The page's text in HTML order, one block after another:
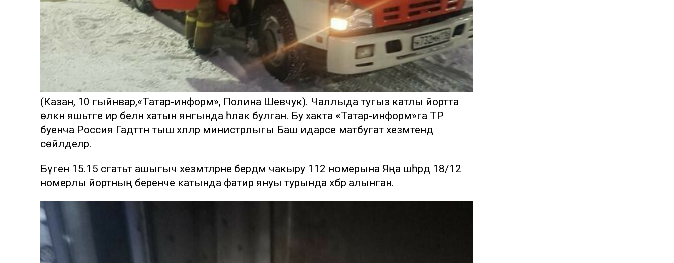
(Казан, 10 гыйнвар,«Татар-информ», Полина Шевчук). Чаллыда тугыз катлы йортта
өлкән яшьтәге ир белән хатын янгында һәлак булган. Бу хакта «Татар-информ»га ТР
буенча Россия Гадәттән тыш хәлләр министрлыгы Баш идарәсе матбугат хезмәтендә
сөйләделәр.
Бүген 15.15 сәгатьтә ашыгыч хезмәтләрне бердәм чакыру 112 номерына Яңа шәһәрдә 18/12
номерлы йортның беренче катында фатир януы турында хәбәр алынган.